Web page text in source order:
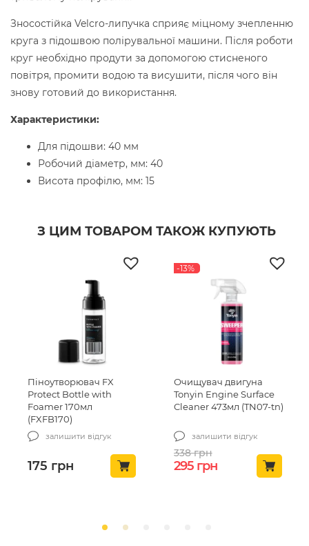
Зносостійка Velcro-липучка сприяє міцному зчепленню
круга з підошвою полірувальної машини. Після роботи
круг необхідно продути за допомогою стисненого
повітря, промити водою та висушити, після чого він
знову готовий до використання.
Характеристики:
Для підошви: 40 мм
Робочий діаметр, мм: 40
Висота профілю, мм: 15
З ЦИМ ТОВАРОМ ТАКОЖ КУПУЮТЬ
Піноутворювач FX
Protect Bottle with
Foamer 170мл
(FXFB170)
залишити відгук
175 грн
-13%
Очищувач двигуна
Tonyin Engine Surface
Cleaner 473мл (TN07-tn)
залишити відгук
338грн
Оригінальна ціна:
295грнПоточна